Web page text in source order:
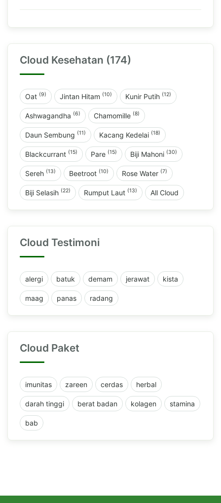
Cloud Kesehatan (174)
Oat (9) Jintan Hitam (10) Kunir Putih (12)
Ashwagandha (6) Chamomille (8)
Daun Sembung (11) Kacang Kedelai (18)
Blackcurrant (15) Pare (15) Biji Mahoni (30)
Sereh (13) Beetroot (10) Rose Water (7)
Biji Selasih (22) Rumput Laut (13) All Cloud
Cloud Testimoni
alergi batuk demam jerawat kista
maag panas radang
Cloud Paket
imunitas zareen cerdas herbal
darah tinggi berat badan kolagen stamina
bab